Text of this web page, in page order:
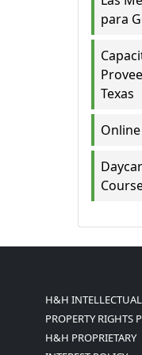
para
Texas
H&H INTELLECTUAL
PROPERTY RIGHTS
H&H PROPRIETARY